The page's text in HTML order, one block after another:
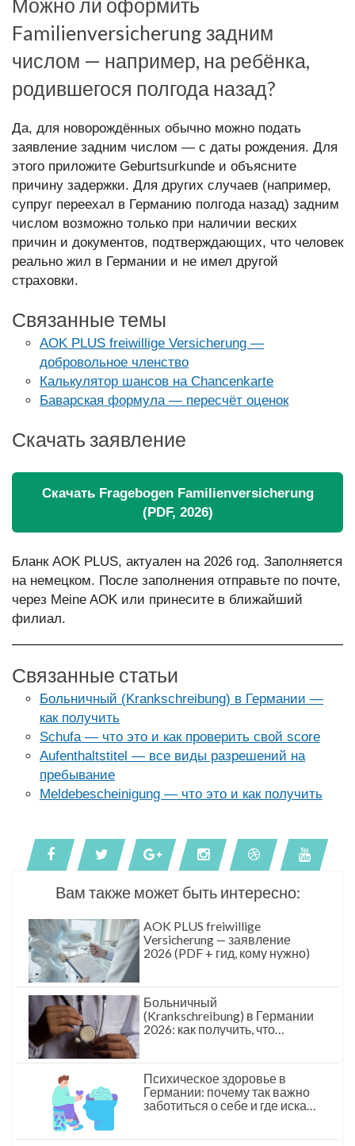
Можно ли оформить
Familienversicherung задним
числом — например, на ребёнка,
родившегося полгода назад?
Да, для новорождённых обычно можно подать
заявление задним числом — с даты рождения. Для
этого приложите Geburtsurkunde и объясните
причину задержки. Для других случаев (например,
супруг переехал в Германию полгода назад) задним
числом возможно только при наличии веских
причин и документов, подтверждающих, что человек
реально жил в Германии и не имел другой
страховки.
Связанные темы
AOK PLUS freiwillige Versicherung —
добровольное членство
Калькулятор шансов на Chancenkarte
Баварская формула — пересчёт оценок
Скачать заявление
Скачать Fragebogen Familienversicherung
(PDF, 2026)
Бланк AOK PLUS, актуален на 2026 год. Заполняется
на немецком. После заполнения отправьте по почте,
через Meine AOK или принесите в ближайший
филиал.
Связанные статьи
Больничный (Krankschreibung) в Германии —
как получить
Schufa — что это и как проверить свой score
Aufenthaltstitel — все виды разрешений на
пребывание
Meldebescheinigung — что это и как получить
Вам также может быть интересно:
AOK PLUS freiwillige
Versicherung — заявление
2026 (PDF + гид, кому нужно)
Больничный
(Krankschreibung) в Германии
2026: как получить, что
Психическое здоровье в
Германии: почему так важно
заботиться о себе и где искать